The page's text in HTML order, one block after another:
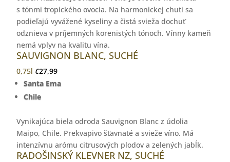
s tónmi tropického ovocia. Na harmonickej chuti sa
podieľajú vyvážené kyseliny a čistá svieža dochuť
odznieva v príjemných korenistých tónoch. Vínny kameň
nemá vplyv na kvalitu vína.
SAUVIGNON BLANC, SUCHÉ
0,75l €27,99
Santa Ema
Chile
Vynikajúca biela odroda Sauvignon Blanc z údolia
Maipo, Chile. Prekvapivo šťavnaté a svieže víno. Má
intenzívnu arómu citrusových plodov a zelených jabĺk.
RADOŠINSKÝ KLEVNER NZ, SUCHÉ